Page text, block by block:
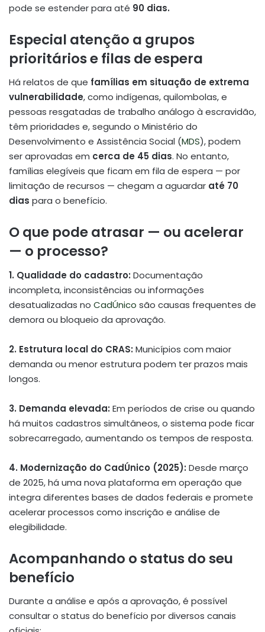
pode se estender para até 90 dias.
Especial atenção a grupos
prioritários e filas de espera
Há relatos de que famílias em situação de extrema
vulnerabilidade, como indígenas, quilombolas, e
pessoas resgatadas de trabalho análogo à escravidão,
têm prioridades e, segundo o Ministério do
Desenvolvimento e Assistência Social (MDS), podem
ser aprovadas em cerca de 45 dias. No entanto,
famílias elegíveis que ficam em fila de espera — por
limitação de recursos — chegam a aguardar até 70
dias para o benefício.
O que pode atrasar — ou acelerar
— o processo?
1. Qualidade do cadastro: Documentação
incompleta, inconsistências ou informações
desatualizadas no CadÚnico são causas frequentes de
demora ou bloqueio da aprovação.
2. Estrutura local do CRAS: Municípios com maior
demanda ou menor estrutura podem ter prazos mais
longos.
3. Demanda elevada: Em períodos de crise ou quando
há muitos cadastros simultâneos, o sistema pode ficar
sobrecarregado, aumentando os tempos de resposta.
4. Modernização do CadÚnico (2025): Desde março
de 2025, há uma nova plataforma em operação que
integra diferentes bases de dados federais e promete
acelerar processos como inscrição e análise de
elegibilidade.
Acompanhando o status do seu
benefício
Durante a análise e após a aprovação, é possível
consultar o status do benefício por diversos canais